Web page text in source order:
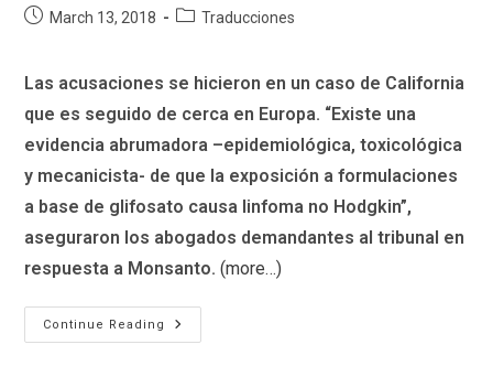
PostMarch 13, 2018
PostTraducciones
Las acusaciones se hicieron en un caso de California
que es seguido de cerca en Europa. “Existe una
evidencia abrumadora –epidemiológica, toxicológica
y mecanicista- de que la exposición a formulaciones
a base de glifosato causa linfoma no Hodgkin”,
aseguraron los abogados demandantes al tribunal en
respuesta a Monsanto. (more…)
Continue Reading
Monsanto,
Acusado